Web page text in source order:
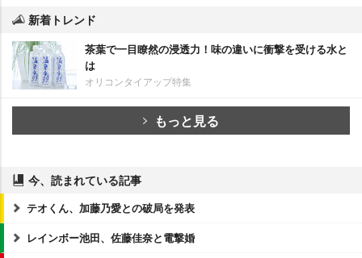
新着トレンド
茶葉で一目瞭然の浸透力！味の違いに衝撃を受ける水と
は
オリコンタイアップ特集
もっと見る
今、読まれている記事
テオくん、加藤乃愛との破局を発表
レインボー池田、佐藤佳奈と電撃婚